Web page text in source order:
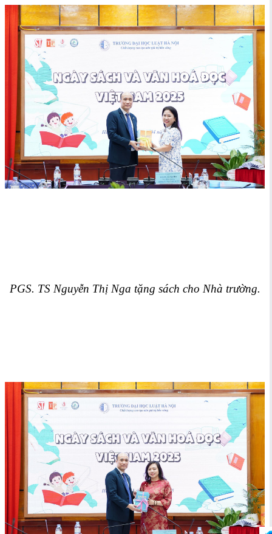
PGS. TS Nguyễn Thị Nga tặng sách cho Nhà trường.